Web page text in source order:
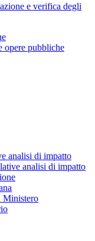
e verifica degli
opere pubbliche
analisi di impatto
analisi di impatto
Ministero